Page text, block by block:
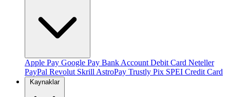
Apple Pay Google Pay Bank Account Debit Card Neteller
PayPal Revolut Skrill AstroPay Trustly Pix SPEI Credit Card
Kaynaklar